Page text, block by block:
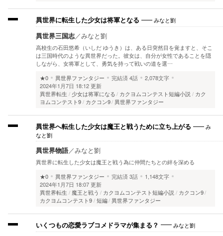
異世界に転生した少女は将軍となる みなと劉
異世界三国志／みなと劉
高校生の石田悠希（いしだ ゆうき）は、ある日突然目を覚ますと、そこ
は三国時代のような異世界だった。彼女は、自分が女性であることを隠
しながら、女将軍として、勇気を持って戦いの道を選…
★0
異世界ファンタジー 完結済4話
2,078文字
2024年1月7日 18:12 更新
異世界転生
少女は将軍になる カクヨムコンテスト短編小説
カク
ヨムコンテスト9
カクコン9 異世界ファンタジー
異世界へ転生した少女は魔王と戦うために立ち上がる
み
なと劉
異世界物語／みなと劉
異世界に転生した少女は魔王と戦う為に仲間たちとの絆を深める
★0
異世界ファンタジー 完結済3話
1,148文字
2024年1月7日 18:07 更新
異世界転生
魔王と戦う カクヨムコンテスト短編小説
カクコン9
カクヨムコンテスト9 短編 異世界ファンタジー
いくつもの恋愛ラブコメドラマが集まる？ みなと劉